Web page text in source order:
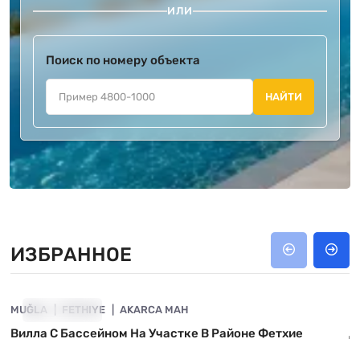
ИЛИ
Поиск по номеру объекта
НАЙТИ
ИЗБРАННОЕ
ИЗБРАННОЕ
MUĞLA FETHIYE AKARCA MAH
Вилла С Бассейном На Участке В Районе Фетхие